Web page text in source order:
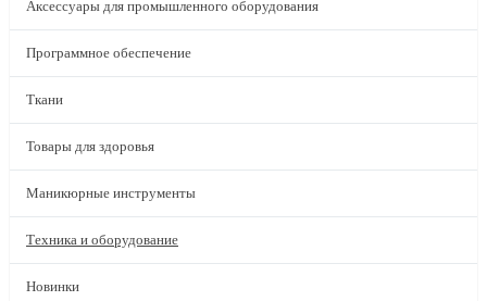
Аксессуары для промышленного оборудования
Программное обеспечение
Ткани
Товары для здоровья
Маникюрные инструменты
Техника и оборудование
Новинки